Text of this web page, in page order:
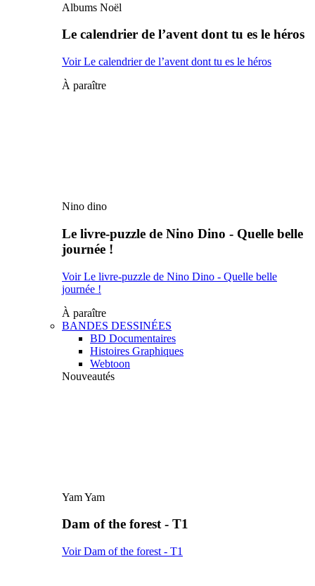
Albums Noël
Le calendrier de l’avent dont tu es le héros
Voir Le calendrier de l’avent dont tu es le héros
À paraître
Nino dino
Le livre-puzzle de Nino Dino - Quelle belle
journée !
Voir Le livre-puzzle de Nino Dino - Quelle belle
journée !
À paraître
BANDES DESSINÉES
BD Documentaires
Histoires Graphiques
Webtoon
Nouveautés
Yam Yam
Dam of the forest - T1
Voir Dam of the forest - T1